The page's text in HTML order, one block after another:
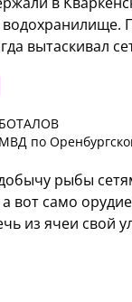
вытаскивал
по
рыбы
вот само
из ячеи свой